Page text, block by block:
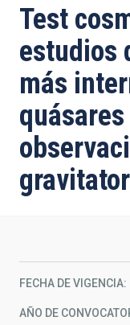
de
ayuda
a
la
navegación
Test
estudios
más
FECHA DE VIGENCIA
AÑO DE